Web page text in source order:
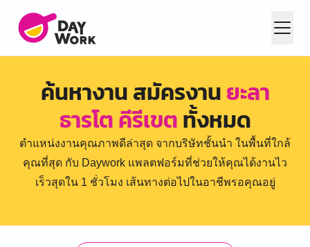
ค้นหางาน สมัครงานยะลา
ธารโต คีรีเขตทั้งหมด
ตำแหน่งงานคุณภาพดีล่าสุด จากบริษัทชั้นนำ ในพื้นที่ใกล้
คุณที่สุด กับ Daywork แพลตฟอร์มที่ช่วยให้คุณได้งานไว
เร็วสุดใน 1 ชั่วโมง เส้นทางต่อไปในอาชีพรอคุณอยู่